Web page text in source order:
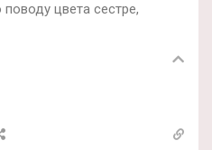
цвета сестре,